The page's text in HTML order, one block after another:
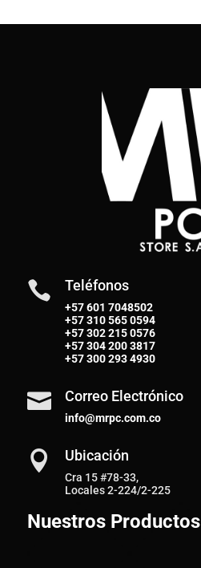
 Teléfonos
+57 601 7048502
+57310 565 0594
+57302 215 0576
+57304 200 3817
+57300 293 4930
 Correo Electrónico
info@mrpc.com.co
 Ubicación
Cra 15 #78-33,
Locales 2-224/2-225
Nuestros Productos